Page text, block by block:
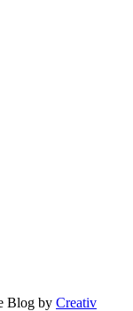
Blog by Creativ